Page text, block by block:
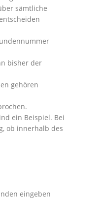
sämtliche
bisher der
gehören
ein Beispiel. Bei
ob innerhalb des
eingeben